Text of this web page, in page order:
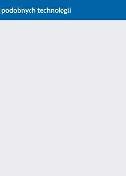
podobnych technologii